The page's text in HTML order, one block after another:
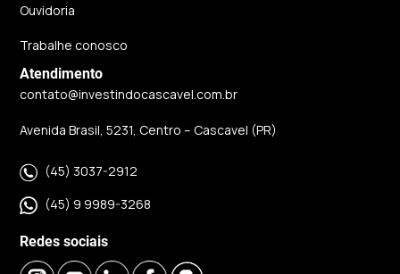
Ouvidoria
Trabalhe conosco
Atendimento
contato@investindocascavel.com.br
Avenida Brasil, 5231, Centro – Cascavel (PR)
(45) 3037-2912
(45) 9 9989-3268
Redes sociais